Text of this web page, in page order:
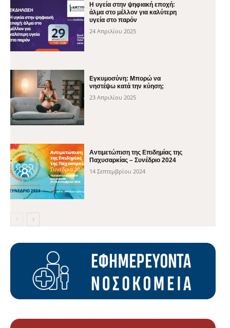
H υγεία στην ψηφιακή εποχή:
άλμα στο μέλλον για καλύτερη
υγεία στο παρόν
24 Απριλίου 2025
Εγκυμοσύνη: Μπορώ να
νηστέψω κατά την κύηση;
23 Απριλίου 2025
Αντιμετώπιση της Επιδημίας της
Παχυσαρκίας – Συνέδριο 2024
14 Σεπτεμβρίου 2024